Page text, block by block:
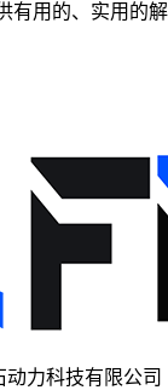
有用的、实用的解
力科技有限公司